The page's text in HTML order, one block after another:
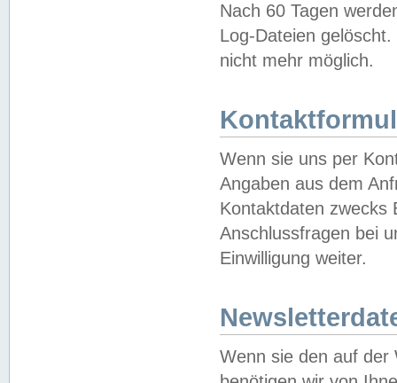
Nach 60 Tagen
Log-Dateien
nicht mehr möglich.
Wenn sie uns per
Angaben aus dem
Kontaktdaten zwecks
Anschlussfragen bei
Einwilligung weiter.
Wenn sie den auf der